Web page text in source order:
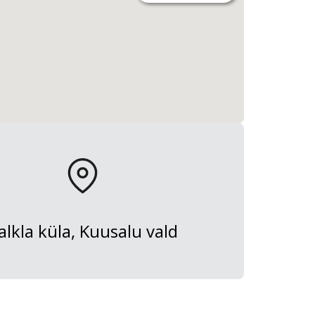
küla, Kuusalu vald